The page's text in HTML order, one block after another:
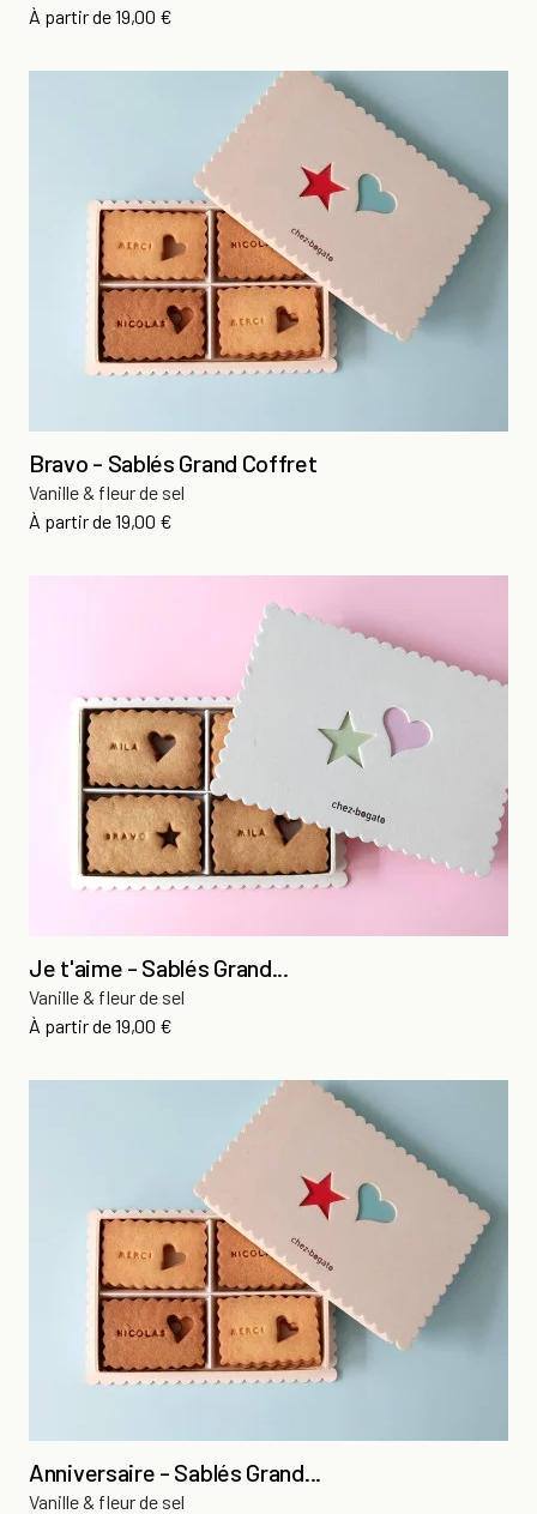
À partir dePrix
19,00 €
Bravo - Sablés Grand Coffret
Vanille & fleur de sel
À partir dePrix
19,00 €
Je t'aime - Sablés Grand...
Vanille & fleur de sel
À partir dePrix
19,00 €
Anniversaire - Sablés Grand...
Vanille & fleur de sel